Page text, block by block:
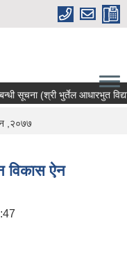
सूचना (श्री भुर्तेल आधारभुत
,२०७७
विकास ऐन